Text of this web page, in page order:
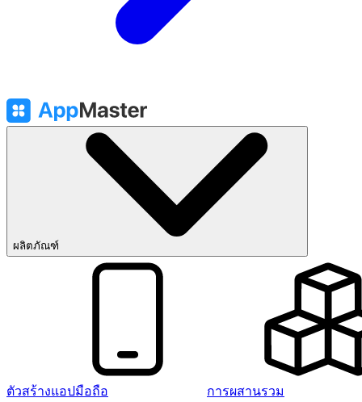
ผลิตภัณฑ์
ตัวสร้างแอปมือถือ
การผสานรวม